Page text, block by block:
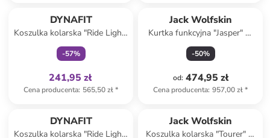
DYNAFIT
Koszulka kolarska "Ride Light"
w kolorze khaki
-57%
241,95 zł
Cena producenta: 565,50 zł*
Jack Wolfskin
Kurtka funkcyjna "Jasper" w
kolorze granatowym
-50%
od: 474,95 zł
Cena producenta: 957,00 zł*
DYNAFIT
Koszulka kolarska "Ride Light"
Jack Wolfskin
Koszulka kolarska "Tourer" w